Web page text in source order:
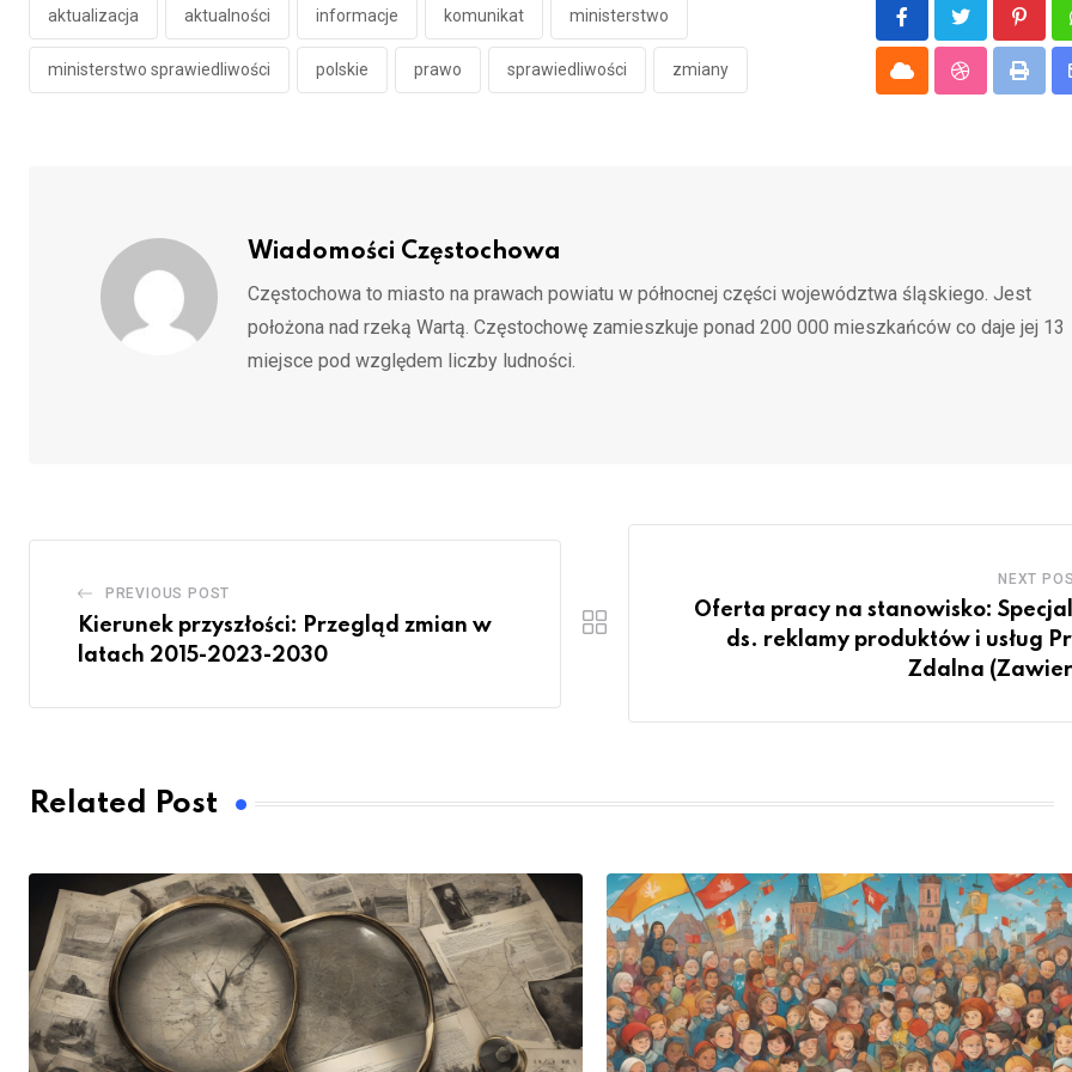
aktualizacja aktualności informacje komunikat ministerstwo
ministerstwo sprawiedliwości polskie prawo sprawiedliwości zmiany
Cloud StumbleUpon
Print
Wiadomości Częstochowa
Częstochowa to miasto na prawach powiatu w północnej części województwa śląskiego. Jest
położona nad rzeką Wartą. Częstochowę zamieszkuje ponad 200 000 mieszkańców co daje jej 13
miejsce pod względem liczby ludności.
PREVIOUS POST
Kierunek przyszłości: Przegląd zmian w
latach 2015-2023-2030
NEXT
Oferta pracy na stanowisko:
ds. reklamy produktów i usług
Zdalna
Related Post